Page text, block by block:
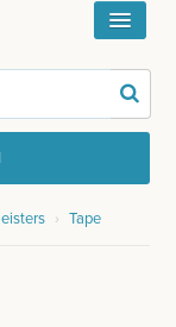
› Tape